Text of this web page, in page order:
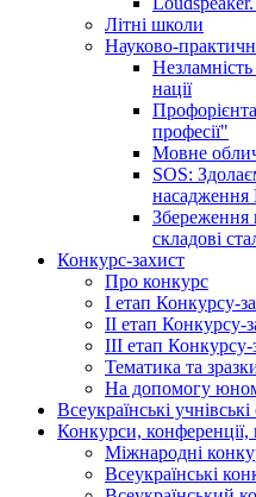
Літні школи
Науково-
нації
професії"
Мовне
SOS:
насадження
Збереження
складові
Конкурс-захист
Про конкурс
І етап Конкурсу-
ІІ етап Конкурсу-
ІІІ етап
Тематика та
На допомогу
Всеукраїнські
Конкурси, конференції,
Міжнародні
Всеукраїнські